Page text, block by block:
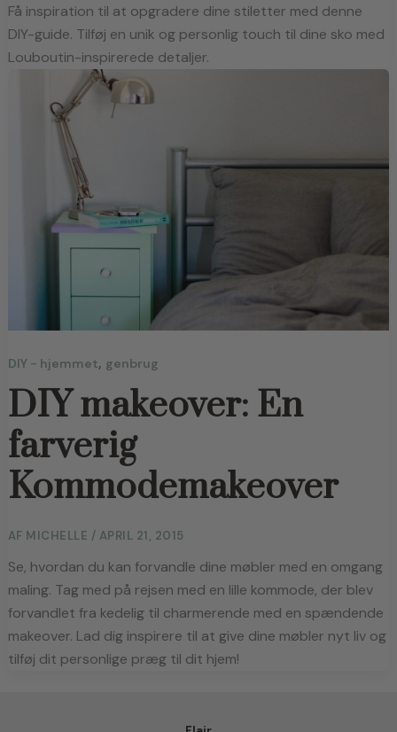
Få inspiration til at opgradere dine stiletter med denne
DIY-guide. Tilføj en unik og personlig touch til dine sko med
Louboutin-inspirerede detaljer.
DIY - hjemmet, genbrug
DIY makeover: En
farverig
Kommodemakeover
AF MICHELLE / APRIL 21, 2015
Se, hvordan du kan forvandle dine møbler med en omgang
maling. Tag med på rejsen med en lille kommode, der blev
forvandlet fra kedelig til charmerende med en spændende
makeover. Lad dig inspirere til at give dine møbler nyt liv og
tilføj dit personlige præg til dit hjem!